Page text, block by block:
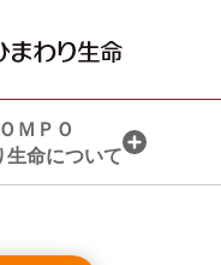
ＭＰＯ
生命について